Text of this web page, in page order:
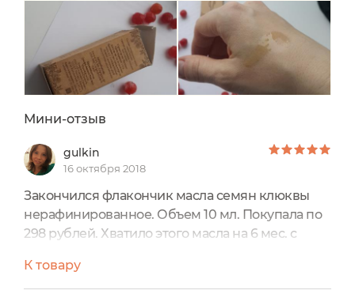
Мини-отзыв
gulkin
16 октября 2018
Закончился флакончик масла семян клюквы
нерафинированное. Объем 10 мл. Покупала по
298 рублей. Хватило этого масла на 6 мес. с
стеклянном пузыречке с выходным дозатором.
Масло желтого цвета, текучее с легким
К товару